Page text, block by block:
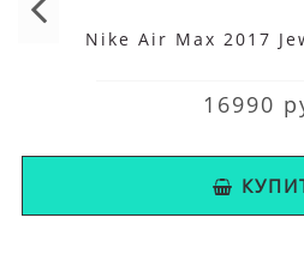
Nike Air Max 2017
16990